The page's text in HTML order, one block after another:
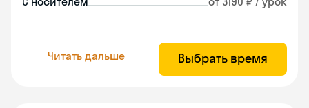
Читать дальше Выбрать время